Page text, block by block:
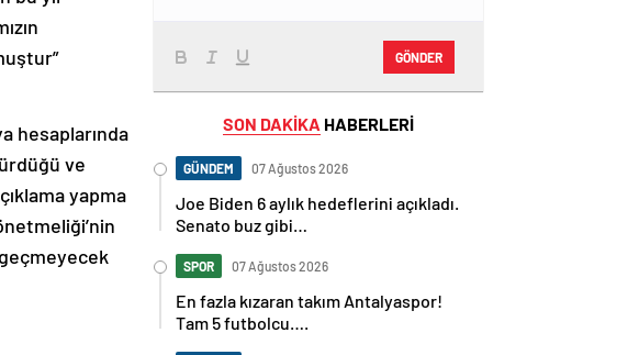
hesaplarında
ve
yapma
GÖNDER
SON DAKİKA HABERLERİ
GÜNDEM 07 Ağustos 2026
Joe Biden 6 aylık hedeflerini açıkladı.
Senato buz gibi…
SPOR 07 Ağustos 2026
En fazla kızaran takım Antalyaspor!
Tam 5 futbolcu….